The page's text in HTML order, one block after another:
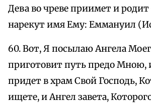
Дева во чреве приимет и
нарекут имя Ему: Еммануил
60. Вот, Я посылаю Ангела
приготовит путь предо Мною,
придет в храм Свой Господь,
ищете, и Ангел завета,